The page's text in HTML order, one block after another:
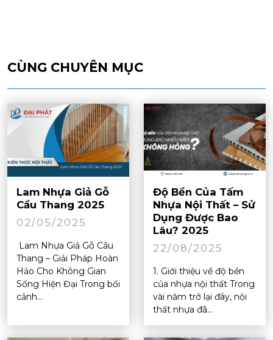
CÙNG CHUYÊN MỤC
Lam Nhựa Giả Gỗ
Cầu Thang 2025
02/05/2025
Lam Nhựa Giả Gỗ Cầu
Thang – Giải Pháp Hoàn
Hảo Cho Không Gian
Sống Hiện Đại Trong bối
cảnh...
Độ Bền Của Tấm
Nhựa Nội Thất – Sử
Dụng Được Bao
Lâu? 2025
22/08/2025
1. Giới thiệu về độ bền
của nhựa nội thất Trong
vài năm trở lại đây, nội
thất nhựa đã...